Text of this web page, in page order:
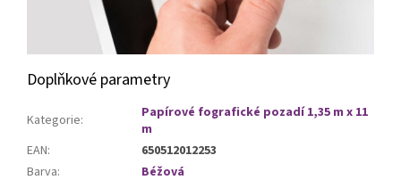
Doplňkové parametry
Kategorie:
Papírové fografické pozadí 1,35 m x 11
m
EAN:
650512012253
Barva:
Béžová